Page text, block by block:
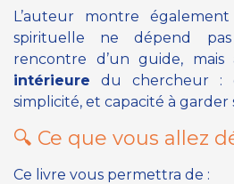
L’auteur montre
spirituelle ne dépend
rencontre d’un guide, mais
intérieure du chercheur :
simplicité, et capacité à
🔍 Ce que vous allez
Ce livre vous permettra de :